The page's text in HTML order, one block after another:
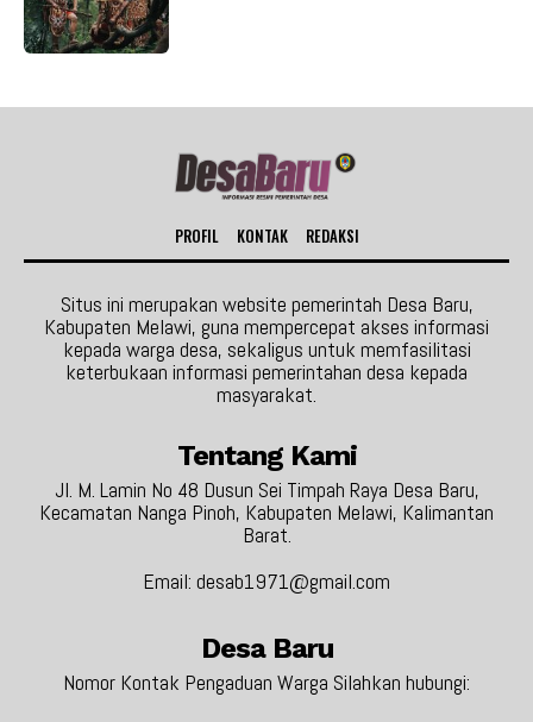
PROFIL KONTAK REDAKSI
Situs ini merupakan website pemerintah Desa Baru,
Kabupaten Melawi, guna mempercepat akses informasi
kepada warga desa, sekaligus untuk memfasilitasi
keterbukaan informasi pemerintahan desa kepada
masyarakat.
Tentang Kami
Jl. M. Lamin No 48 Dusun Sei Timpah Raya Desa Baru,
Kecamatan Nanga Pinoh, Kabupaten Melawi, Kalimantan
Barat.
Email: desab1971@gmail.com
Desa Baru
Nomor Kontak Pengaduan Warga Silahkan hubungi: